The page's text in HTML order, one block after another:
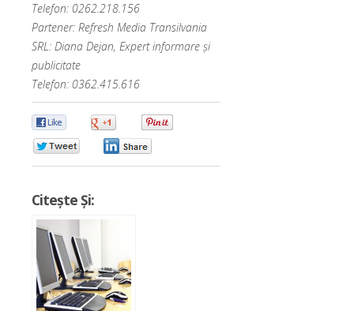
Telefon: 0262.218.156
Partener: Refresh Media Transilvania
SRL: Diana Dejan, Expert informare și
publicitate
Telefon: 0362.415.616
Citește Și: